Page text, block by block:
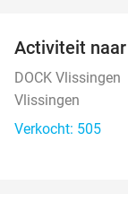
Activiteit naar
DOCK Vlissingen
Vlissingen
Verkocht: 505